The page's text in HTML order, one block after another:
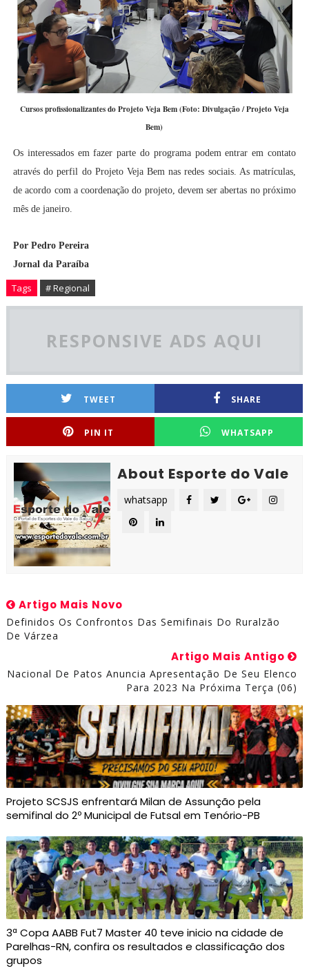
Cursos profissionalizantes do Projeto Veja Bem (Foto: Divulgação / Projeto Veja
Bem)
Os interessados em fazer parte do programa podem entrar em contato
através do perfil do Projeto Veja Bem nas redes sociais. As matrículas,
de acordo com a coordenação do projeto, devem ser abertas no próximo
mês de janeiro.
Por Pedro Pereira
Jornal da Paraíba
Tags # Regional
RESPONSIVE ADS AQUI
TWEET SHARE
PIN IT WHATSAPP
About Esporte do Vale
whatsapp
Artigo Mais Novo
Definidos Os Confrontos Das Semifinais Do Ruralzão
De Várzea
Artigo Mais Antigo
Nacional De Patos Anuncia Apresentação De Seu Elenco
Para 2023 Na Próxima Terça (06)
Projeto SCSJS enfrentará Milan de Assunção pela
semifinal do 2º Municipal de Futsal em Tenório-PB
3ª Copa AABB Fut7 Master 40 teve inicio na cidade de
Parelhas-RN, confira os resultados e classificação dos
grupos